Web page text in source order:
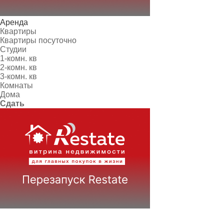
Аренда
Квартиры
Квартиры посуточно
Студии
1-комн. кв
2-комн. кв
3-комн. кв
Комнаты
Дома
Сдать